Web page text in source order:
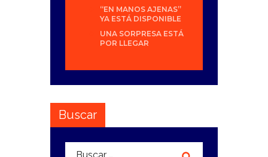
“EN MANOS AJENAS”
YA ESTÁ DISPONIBLE
UNA SORPRESA ESTÁ
POR LLEGAR
Buscar
Buscar: